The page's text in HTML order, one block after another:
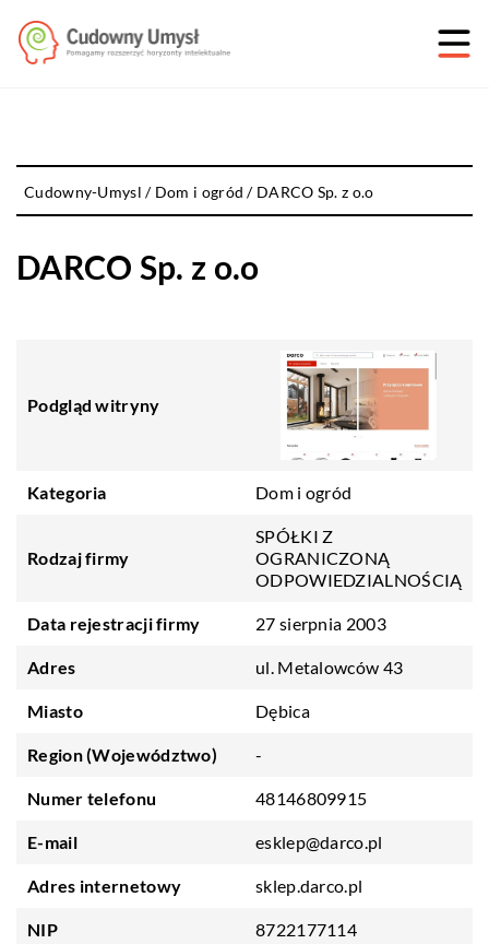
Cudowny-Umysl / Dom i ogród / DARCO Sp. z o.o
DARCO Sp. z o.o
Podgląd witryny
Kategoria Dom i ogród
Rodzaj firmy
SPÓŁKI Z
OGRANICZONĄ
ODPOWIEDZIALNOŚCIĄ
Data rejestracji firmy 27 sierpnia 2003
Adres ul. Metalowców 43
Miasto Dębica
Region (Województwo) -
Numer telefonu 48146809915
E-mail esklep@darco.pl
Adres internetowy sklep.darco.pl
NIP 8722177114